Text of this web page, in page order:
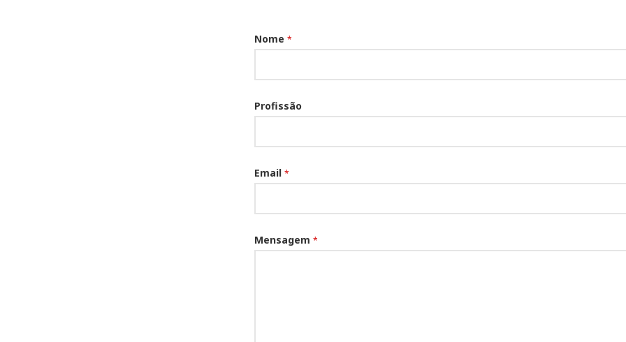
Nome *
Profissão
Email *
Mensagem *